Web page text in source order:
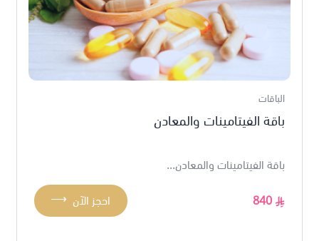
الباقات
باقة الفيتامينات والمعادن
باقة الفيتامينات والمعادن...
840
⟶ احجز الآن